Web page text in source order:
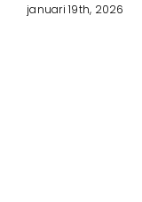
januari 19th, 2026